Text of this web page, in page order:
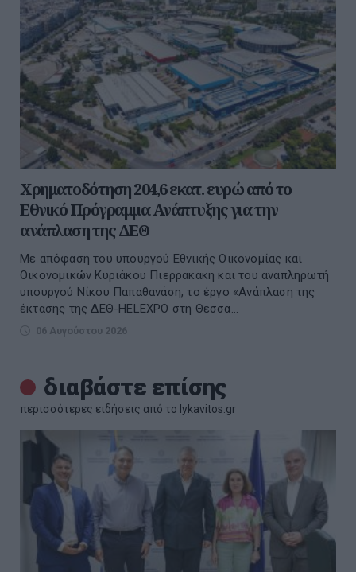
Χρηματοδότηση 204,6 εκατ. ευρώ από το
Εθνικό Πρόγραμμα Ανάπτυξης για την
ανάπλαση της ΔΕΘ
Με απόφαση του υπουργού Εθνικής Οικονομίας και
Οικονομικών Κυριάκου Πιερρακάκη και του αναπληρωτή
υπουργού Νίκου Παπαθανάση, το έργο «Ανάπλαση της
έκτασης της ΔΕΘ-HELEXPO στη Θεσσα...
06 Αυγούστου 2026
διαβάστε επίσης
περισσότερες ειδήσεις από το lykavitos.gr